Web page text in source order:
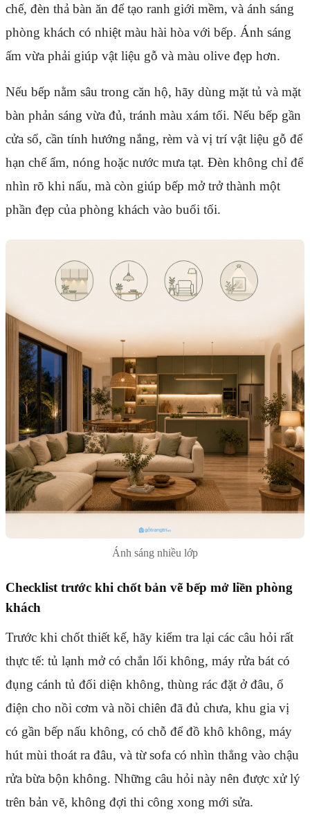
chế, đèn thả bàn ăn để tạo ranh giới mềm, và ánh sáng
phòng khách có nhiệt màu hài hòa với bếp. Ánh sáng
ấm vừa phải giúp vật liệu gỗ và màu olive đẹp hơn.
Nếu bếp nằm sâu trong căn hộ, hãy dùng mặt tủ và mặt
bàn phản sáng vừa đủ, tránh màu xám tối. Nếu bếp gần
cửa sổ, cần tính hướng nắng, rèm và vị trí vật liệu gỗ để
hạn chế ẩm, nóng hoặc nước mưa tạt. Đèn không chỉ để
nhìn rõ khi nấu, mà còn giúp bếp mở trở thành một
phần đẹp của phòng khách vào buổi tối.
Ánh sáng nhiều lớp
Checklist trước khi chốt bản vẽ bếp mở liền phòng
khách
Trước khi chốt thiết kế, hãy kiểm tra lại các câu hỏi rất
thực tế: tủ lạnh mở có chắn lối không, máy rửa bát có
đụng cánh tủ đối diện không, thùng rác đặt ở đâu, ổ
điện cho nồi cơm và nồi chiên đã đủ chưa, khu gia vị
có gần bếp nấu không, có chỗ để đồ khô không, máy
hút mùi thoát ra đâu, và từ sofa có nhìn thẳng vào chậu
rửa bừa bộn không. Những câu hỏi này nên được xử lý
trên bản vẽ, không đợi thi công xong mới sửa.